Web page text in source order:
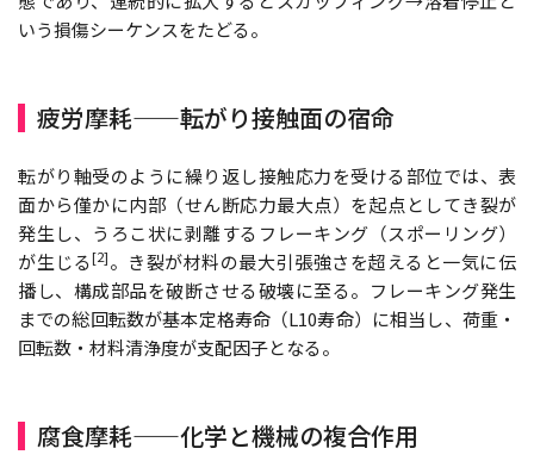
いう損傷シーケンスをたどる。
疲労摩耗——転がり接触面の宿命
転がり軸受のように繰り返し接触応力を受ける部位では、表
面から僅かに内部（せん断応力最大点）を起点としてき裂が
発生し、うろこ状に剥離するフレーキング（スポーリング）
が生じる[2]。き裂が材料の最大引張強さを超えると一気に伝
播し、構成部品を破断させる破壊に至る。フレーキング発生
までの総回転数が基本定格寿命（L10寿命）に相当し、荷重・
回転数・材料清浄度が支配因子となる。
腐食摩耗——化学と機械の複合作用